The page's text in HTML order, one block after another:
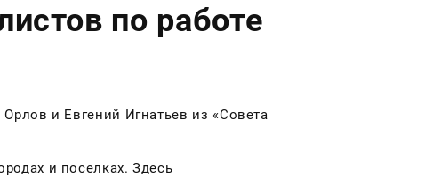
по работе
и Евгений Игнатьев из «Совета
и поселках. Здесь